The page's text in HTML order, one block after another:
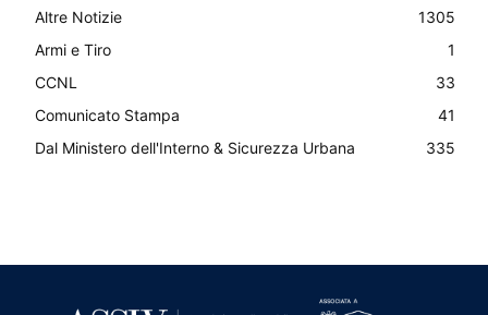
Altre Notizie
1305
Armi e Tiro
1
CCNL
33
Comunicato Stampa
41
Dal Ministero dell'Interno & Sicurezza Urbana
335